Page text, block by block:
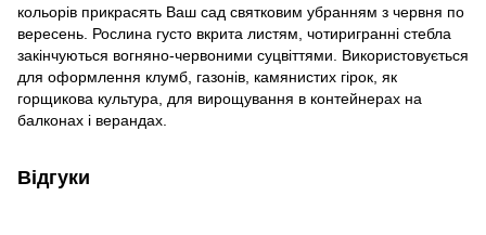
кольорів прикрасять Ваш сад святковим убранням з червня по
вересень. Рослина густо вкрита листям, чотиригранні стебла
закінчуються вогняно-червоними суцвіттями. Використовується
для оформлення клумб, газонів, камянистих гірок, як
горщикова культура, для вирощування в контейнерах на
балконах і верандах.
Відгуки